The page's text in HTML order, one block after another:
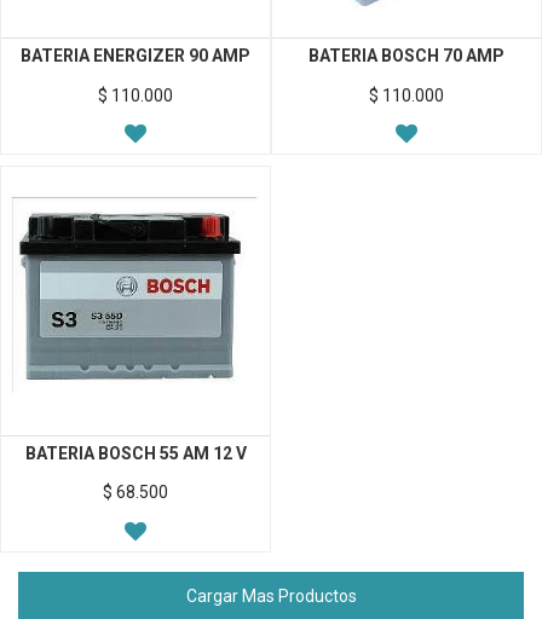
BATERIA ENERGIZER 90 AMP
$ 110.000
BATERIA BOSCH 70 AMP
$ 110.000
BATERIA BOSCH 55 AM 12 V
$ 68.500
Cargar Mas Productos